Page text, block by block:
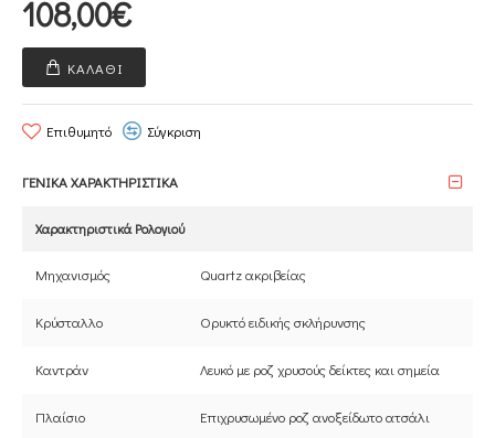
108,00€
ΚΑΛΆΘΙ
Επιθυμητό Σύγκριση
ΓΕΝΙΚΑ ΧΑΡΑΚΤΗΡΙΣΤΙΚΑ
Χαρακτηριστικά Ρολογιού
Μηχανισμός Quartz ακριβείας
Κρύσταλλο Ορυκτό ειδικής σκλήρυνσης
Καντράν Λευκό με ροζ χρυσούς δείκτες και σημεία
Πλαίσιο Επιχρυσωμένο ροζ ανοξείδωτο ατσάλι